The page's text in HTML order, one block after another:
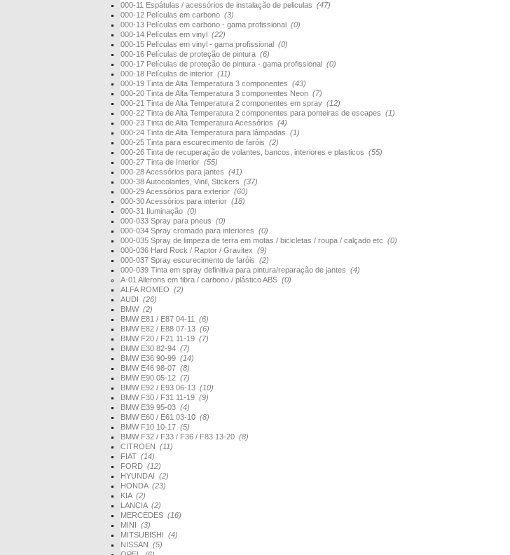
000-11 Espátulas / acessórios de instalação de peliculas (47)
000-12 Películas em carbono (3)
000-13 Películas em carbono - gama profissional (0)
000-14 Películas em vinyl (22)
000-15 Películas em vinyl - gama profissional (0)
000-16 Películas de proteção de pintura (6)
000-17 Películas de proteção de pintura - gama profissional (0)
000-18 Películas de interior (11)
000-19 Tinta de Alta Temperatura 3 componentes (43)
000-20 Tinta de Alta Temperatura 3 componentes Neon (7)
000-21 Tinta de Alta Temperatura 2 componentes em spray (12)
000-22 Tinta de Alta Temperatura 2 componentes para ponteiras de escapes (1)
000-23 Tinta de Alta Temperatura Acessórios (4)
000-24 Tinta de Alta Temperatura para lâmpadas (1)
000-25 Tinta para escurecimento de faróis (2)
000-26 Tinta de recuperação de volantes, bancos, interiores e plasticos (55)
000-27 Tinta de Interior (55)
000-28 Acessórios para jantes (41)
000-38 Autocolantes, Vinil, Stickers (37)
000-29 Acessórios para exterior (60)
000-30 Acessórios para interior (18)
000-31 Iluminação (0)
000-033 Spray para pneus (0)
000-034 Spray cromado para interiores (0)
000-035 Spray de limpeza de terra em motas / bicicletas / roupa / calçado etc (0)
000-036 Hard Rock / Raptor / Gravitex (9)
000-037 Spray escurecimento de faróis (2)
000-039 Tinta em spray definitiva para pintura/reparação de jantes (4)
A-01 Ailerons em fibra / carbono / plástico ABS (0)
ALFA ROMEO (2)
AUDI (26)
BMW (2)
BMW E81 / E87 04-11 (6)
BMW E82 / E88 07-13 (6)
BMW F20 / F21 11-19 (7)
BMW E30 82-94 (7)
BMW E36 90-99 (14)
BMW E46 98-07 (8)
BMW E90 05-12 (7)
BMW E92 / E93 06-13 (10)
BMW F30 / F31 11-19 (9)
BMW E39 95-03 (4)
BMW E60 / E61 03-10 (8)
BMW F10 10-17 (5)
BMW F32 / F33 / F36 / F83 13-20 (8)
CITROEN (11)
FIAT (14)
FORD (12)
HYUNDAI (2)
HONDA (23)
KIA (2)
LANCIA (2)
MERCEDES (16)
MINI (3)
MITSUBISHI (4)
NISSAN (5)